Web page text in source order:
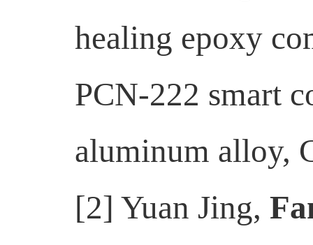
healing epoxy
PCN-222 smart
aluminum alloy,
[2] Yuan Jing,